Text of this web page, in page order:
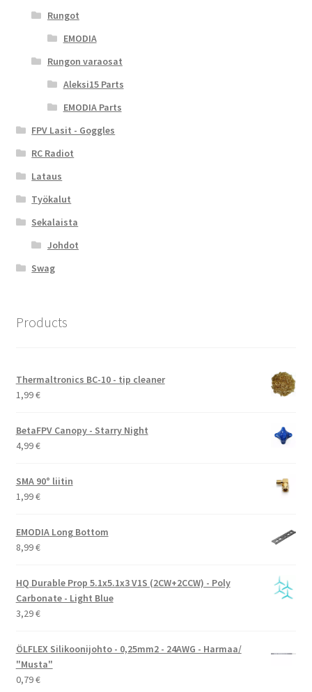
Rungot
EMODIA
Rungon varaosat
Aleksi15 Parts
EMODIA Parts
FPV Lasit - Goggles
RC Radiot
Lataus
Työkalut
Sekalaista
Johdot
Swag
Products
Thermaltronics BC-10 - tip cleaner
1,99€
BetaFPV Canopy - Starry Night
4,99€
SMA 90° liitin
1,99€
EMODIA Long Bottom
8,99€
HQ Durable Prop 5.1x5.1x3 V1S (2CW+2CCW) - Poly
Carbonate - Light Blue
3,29€
ÖLFLEX Silikoonijohto - 0,25mm2 - 24AWG - Harmaa/
"Musta"
0,79€